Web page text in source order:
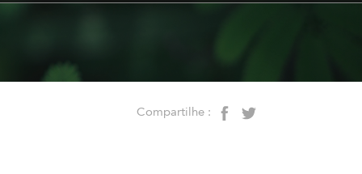
Compartilhe :